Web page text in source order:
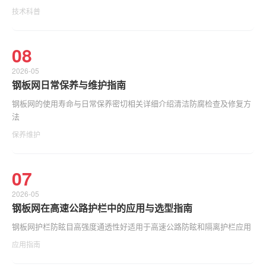
技术科普
08
2026-05
钢板网日常保养与维护指南
钢板网的使用寿命与日常保养密切相关详细介绍清洁防腐检查及修复方
法
保养维护
07
2026-05
钢板网在高速公路护栏中的应用与选型指南
钢板网护栏防眩目高强度通透性好适用于高速公路防眩和隔离护栏应用
应用指南